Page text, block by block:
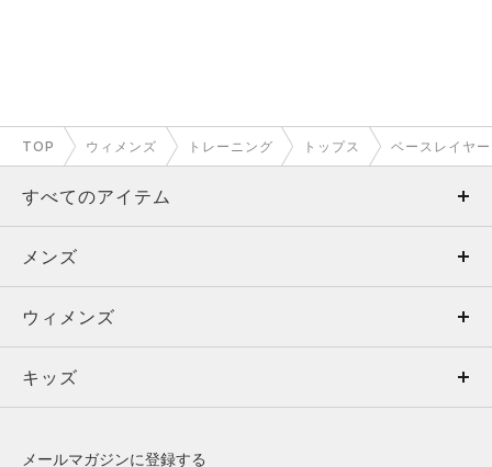
TOP ウィメンズ トレーニング トップス ベースレイヤー
すべてのアイテム
メンズ
ウィメンズ
キッズ
メンズ
トップス
ボトムス
ウィメンズ
トップス
キッズ
メールマガジンに登録する